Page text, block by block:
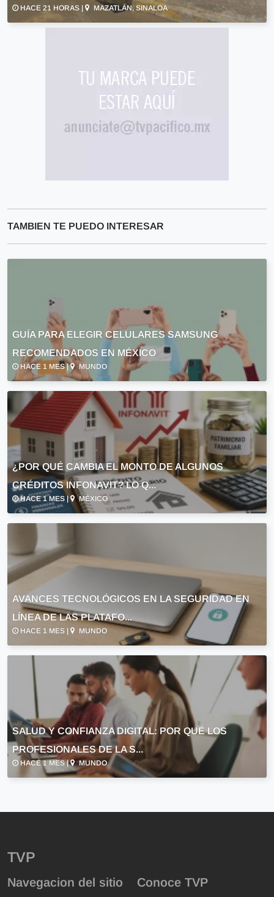
HACE 21 HORAS | MAZATLÁN, SINALOA
TAMBIEN TE PUEDO INTERESAR
GUÍA PARA ELEGIR CELULARES SAMSUNG
RECOMENDADOS EN MÉXICO
HACE 1 MES | MUNDO
¿POR QUÉ CAMBIA EL MONTO DE ALGUNOS
CRÉDITOS INFONAVIT? LO Q...
HACE 1 MES | MÉXICO
AVANCES TECNOLÓGICOS EN LA SEGURIDAD EN
LÍNEA DE LAS PLATAFO...
HACE 1 MES | MUNDO
SALUD Y CONFIANZA DIGITAL: POR QUÉ LOS
PROFESIONALES DE LA S...
HACE 1 MES | MUNDO
TVP
Navegacion del sitio Conoce TVP